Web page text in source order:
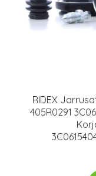
RIDEX
405R0291